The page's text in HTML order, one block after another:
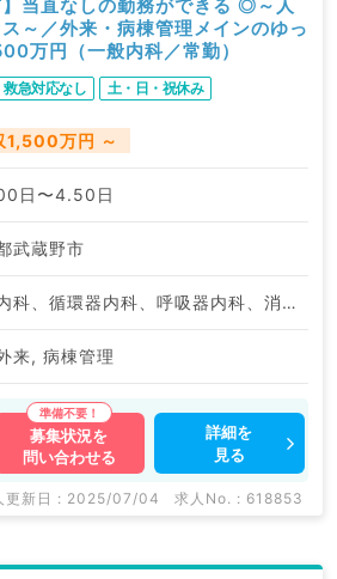
】当直なしの勤務ができる ◎～人
～／外来・病棟管理メインのゆっ
万円（一般内科／常勤）
救急対応なし 土・日・祝休み
1,500万円 ～
日〜4.50日
武蔵野市
一般内科、循環器内科、呼吸器内科、消化器内科、内分泌・代謝内科
来, 病棟管理
募集状況を
問い合わせる
詳細を
見る
更新日 : 2025/07/04 求人No. : 618853